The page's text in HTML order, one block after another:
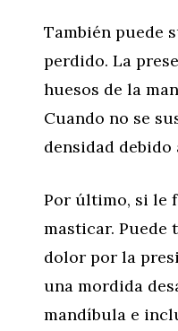
También puede
perdido. La
huesos de la
Cuando no se
densidad
Por último, si le
masticar. Puede
dolor por la
una mordida
mandíbula e